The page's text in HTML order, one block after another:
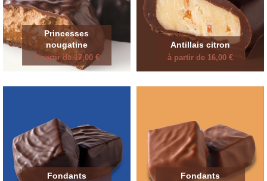
Princesses
nougatine
à partir de 17,00 €
Antillais citron
à partir de 16,00 €
Fondants
Fondants